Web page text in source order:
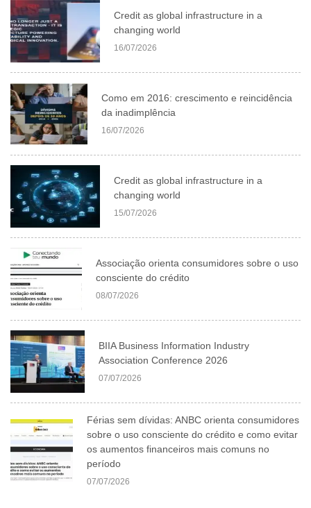
Credit as global infrastructure in a
changing world
16/07/2026
Como em 2016: crescimento e reincidência
da inadimplência
16/07/2026
Credit as global infrastructure in a
changing world
15/07/2026
Associação orienta consumidores sobre o uso
consciente do crédito
08/07/2026
BIIA Business Information Industry
Association Conference 2026
07/07/2026
Férias sem dívidas: ANBC orienta consumidores
sobre o uso consciente do crédito e como evitar
os aumentos financeiros mais comuns no
período
07/07/2026